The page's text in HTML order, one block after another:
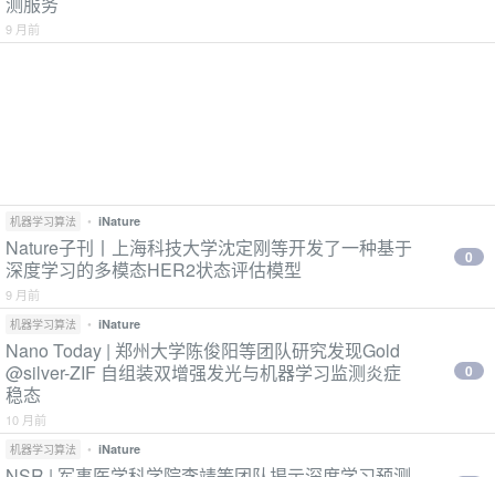
9 月前
机器学习算法 • iNature
Nature子刊丨上海科技大学沈定刚等开发了一种基于
深度学习的多模态HER2状态评估模型
9 月前
0
机器学习算法 • iNature
Nano Today | 郑州大学陈俊阳等团队研究发现Gold
@silver-ZIF 自组装双增强发光与机器学习监测炎症
稳态
10 月前
0
机器学习算法 • iNature